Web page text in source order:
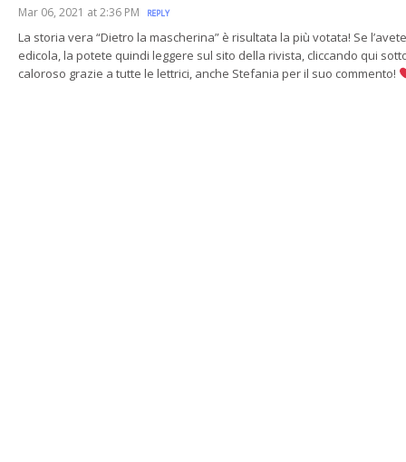
Mar 06, 2021 at 2:36 PM REPLY
La storia vera “Dietro la mascherina” è risultata la più votata! Se
edicola, la potete quindi leggere sul sito della rivista, cliccando qui
caloroso grazie a tutte le lettrici, anche Stefania per il suo commento!